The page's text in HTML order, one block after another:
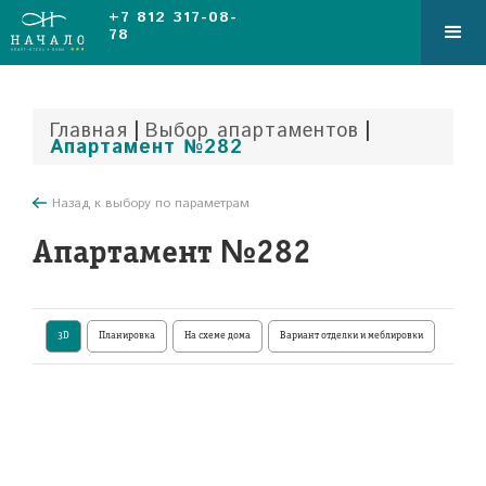
+7 812 317-08-
78
Главная | Выбор апартаментов |
Апартамент №282
Назад к выбору по параметрам
Апартамент №282
3D Планировка На схеме дома Вариант отделки и меблировки